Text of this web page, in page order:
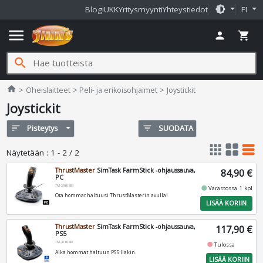
BlogiUKKYritysmyyntiYhteystiedot brightness_medium FI
menu person shopping_cart
search
home Jimms.fi
Oheislaitteet Peli- ja erikoisohjaimet Joystickit
Joystickit
sort Pisteytys filter_list SUODATA
Näytetään : 1 - 2 / 2 apps grid_view table_rows
ThrustMaster SimTask FarmStick -ohjaussauva,
PC
TM-2960889
Ota hommat haltuusi ThrustMasterin avulla!
84,90 €
fiber_manual_recordVarastossa 1 kpl
LISÄÄ KORIIN
ThrustMaster SimTask FarmStick -ohjaussauva,
PS5
TM-4160881
Aika hommat haltuun PS5:llakin.
117,90 €
fiber_manual_recordTulossa
LISÄÄ KORIIN